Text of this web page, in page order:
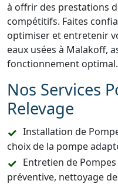
à offrir des prestations
compétitifs. Faites
optimiser et entretenir
eaux usées à Malakoff,
fonctionnement optimal.
Nos Services
Relevage
Installation de
choix de la pompe
Entretien de
préventive, nettoyage